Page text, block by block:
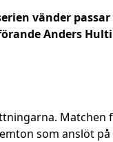
vänder
Anders
Matchen
som anslöt